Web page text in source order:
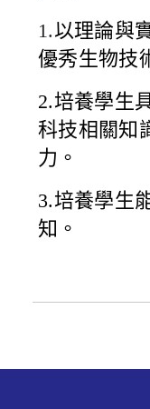
1.以理論與
優秀生物技
2.培養學生
科技相關知
力。
3.培養學生
知。